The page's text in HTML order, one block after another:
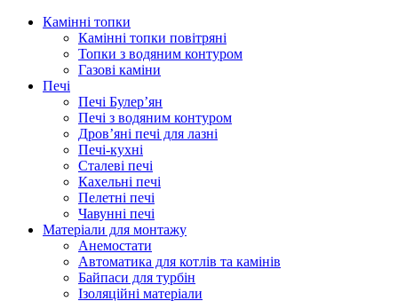
Камінні топки
Камінні топки повітряні
Топки з водяним контуром
Газові каміни
Печі
Печі Булер’ян
Печі з водяним контуром
Дров’яні печі для лазні
Печі-кухні
Сталеві печі
Кахельні печі
Пелетні печі
Чавунні печі
Матеріали для монтажу
Анемостати
Автоматика для котлів та камінів
Байпаси для турбін
Ізоляційні матеріали